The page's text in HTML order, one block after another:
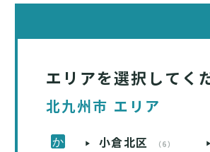
エリアを選択してく
北九州市 エリア
小倉北区 （6）